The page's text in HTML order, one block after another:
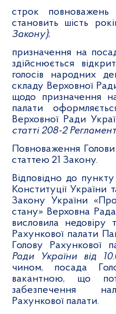
строк повноважень
становить шість
Закону);
призначення на
здійснюється
голосів народних
складу Верховної
щодо призначення
палати
Верховної Ради
статті 208-2
Повноваження Голови
статтею 21 Закону.
Відповідно до
Конституції України
Закону України
стану» Верховна
висловила недовіру
Рахункової палати
Голову Рахункової
Ради України від
чином, посада
вакантною, що
забезпечення
Рахункової палати.